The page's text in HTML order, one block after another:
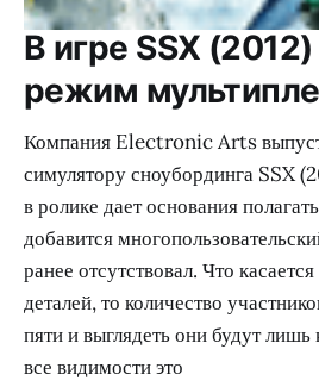
В игре SSX
режим
Компания Electronic Arts
симулятору сноубординга SSX
в ролике дает основания
добавится
ранее отсутствовал. Что
деталей, то количество
пяти и выглядеть они будут
все видимости это